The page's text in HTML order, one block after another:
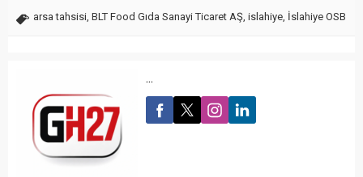
arsa tahsisi BLT Food Gıda Sanayi Ticaret AŞ islahiye İslahiye OSB
...